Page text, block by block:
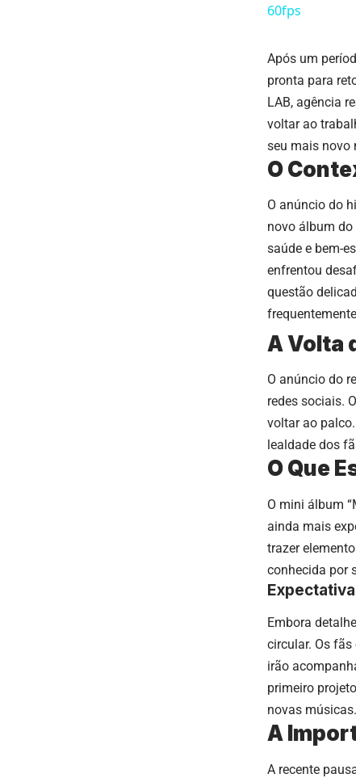
60fps
Após um
pronta para
LAB, agência
voltar ao
seu mais novo
O
O anúncio do
novo álbum
saúde e bem-
enfrentou
questão
A Volta
O anúncio do
redes sociais.
voltar ao
lealdade dos
O Que
O mini álbum
ainda mais
trazer
conhecida por
Embora
circular. Os
irão
primeiro
novas músicas.
A
A recente